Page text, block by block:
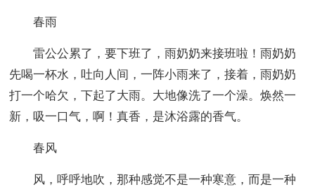
春雨
雷公公累了，要下班了，雨奶奶来接班啦！雨奶奶
先喝一杯水，吐向人间，一阵小雨来了，接着，雨奶奶
打一个哈欠，下起了大雨。大地像洗了一个澡。焕然一
新，吸一口气，啊！真香，是沐浴露的香气。
春风
风，呼呼地吹，那种感觉不是一种寒意，而是一种